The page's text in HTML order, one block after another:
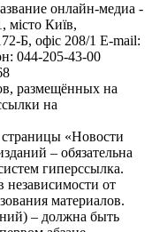
онлайн-медиа -
місто Київ,
Б, офіс 208/1 E-mail:
044-205-43-00
размещённых на
на
«Новости
– обязательна
гиперссылка.
от
материалов.
– должна быть